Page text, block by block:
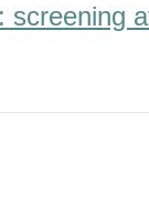
screening